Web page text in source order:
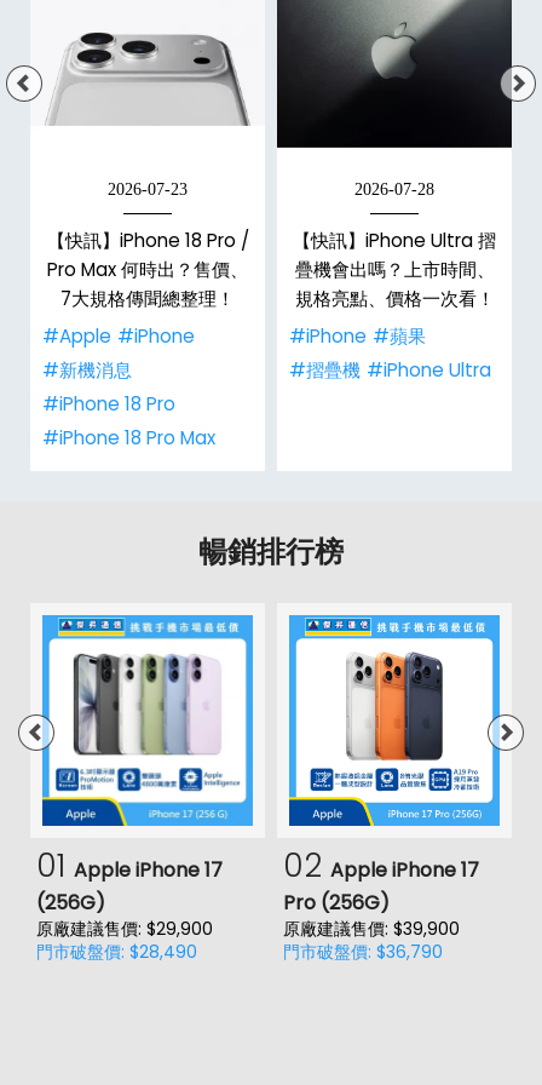
2026-07-23
【快訊】iPhone 18 Pro /
Pro Max 何時出？售價、
7大規格傳聞總整理！
#Apple #iPhone
#新機消息
#iPhone 18 Pro
#iPhone 18 Pro Max
2026-07-28
【快訊】iPhone Ultra 摺
疊機會出嗎？上市時間、
規格亮點、價格一次看！
#iPhone #蘋果
#摺疊機 #iPhone Ultra
暢銷排行榜
01 Apple iPhone 17
(256G)
原廠建議售價: $29,900
門市破盤價: $28,490
02 Apple iPhone 17
Pro (256G)
原廠建議售價: $39,900
門市破盤價: $36,790